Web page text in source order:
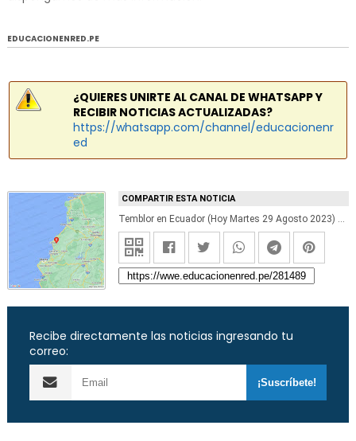
EDUCACIONENRED.PE
¿QUIERES UNIRTE AL CANAL DE WHATSAPP Y
RECIBIR NOTICIAS ACTUALIZADAS?
https://whatsapp.com/channel/educacionenr
ed
COMPARTIR ESTA NOTICIA
Temblor en Ecuador (Hoy Martes 29 Agosto 2023) Terremoto Sismo Epicentro San Vicente - Manabí - IGEPN
Recibe directamente las noticias ingresando tu
correo: